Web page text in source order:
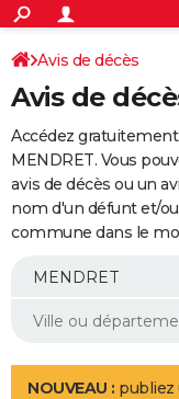
ACTUALITÉS
Politique
Société
Faits Divers
Education
Monde
Villes
+
SPORT
Coupe du monde 2026
Football
Tennis
Cyclisme
Rugby
Forum
Programme TV
TNT
Streaming
Cinéma
Sorties cinéma
Musique
+
FINANCE
Retraite
Epargne
Immobilier
Risques naturels par
Banque
Assurance
AUTO
Essais
Réserver un essai
Citadines
Berlines
SUV
Forum auto
+
Mobiles
Meilleur smartphone
Internet
Ordinateurs
Jeux vidéo
Guide high-tech
Aménagement intérieur
LIFESTYLE
Avis de décès
Avis de
Accédez
MENDRET. Vous
avis de décès ou un
nom d'un défunt et/
commune dans le
NOUVEAU : publiez